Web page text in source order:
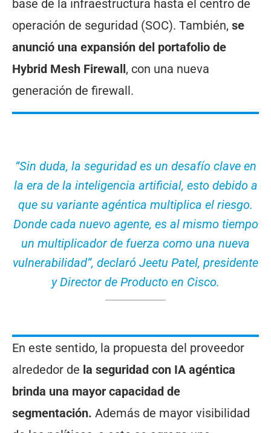
base de la infraestructura hasta el centro de
operación de seguridad (SOC). También, se
anunció una expansión del portafolio de
Hybrid Mesh Firewall, con una nueva
generación de firewall.
“Sin duda, la seguridad es un desafío clave en
la era de la inteligencia artificial, esto debido a
que su variante agéntica multiplica el riesgo.
Donde cada nuevo agente, es al mismo tiempo
un multiplicador de fuerza como una nueva
vulnerabilidad”, declaró Jeetu Patel, presidente
y Director de Producto en Cisco.
En este sentido, la propuesta del proveedor
alrededor de la seguridad con IA agéntica
brinda una mayor capacidad de
segmentación. Además de mayor visibilidad